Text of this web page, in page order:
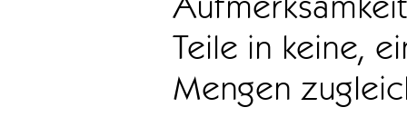
Teile in keine,
Mengen